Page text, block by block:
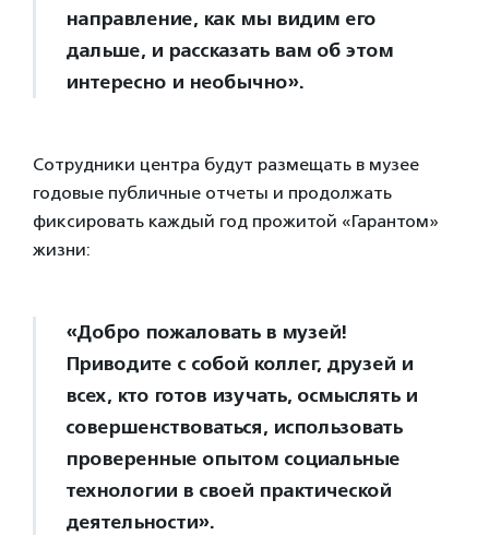
направление, как мы видим его
дальше, и рассказать вам об этом
интересно и необычно».
Сотрудники центра будут размещать в музее
годовые публичные отчеты и продолжать
фиксировать каждый год прожитой «Гарантом»
жизни:
«Добро пожаловать в музей!
Приводите с собой коллег, друзей и
всех, кто готов изучать, осмыслять и
совершенствоваться, использовать
проверенные опытом социальные
технологии в своей практической
деятельности».